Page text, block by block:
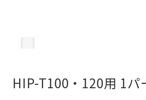
HIP-T100・120用 1パ